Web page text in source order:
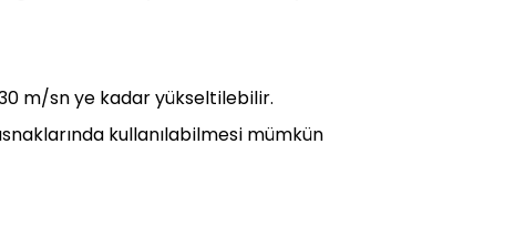
(30 m/sn ye kadar yükseltilebilir.
kullanılabilmesi mümkün